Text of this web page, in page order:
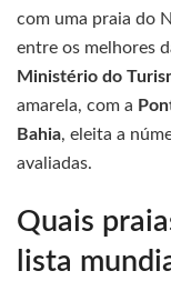
com uma praia do
entre os melhores
Ministério do
amarela, com a
Bahia, eleita a
avaliadas.
Quais
lista